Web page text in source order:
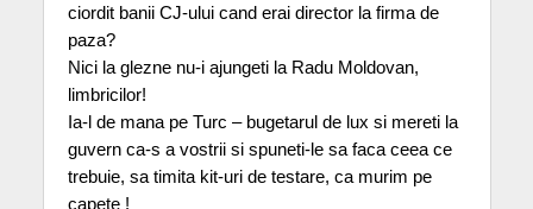
ciordit banii CJ-ului cand erai director la firma de
paza?
Nici la glezne nu-i ajungeti la Radu Moldovan,
limbricilor!
Ia-l de mana pe Turc – bugetarul de lux si mereti la
guvern ca-s a vostrii si spuneti-le sa faca ceea ce
trebuie, sa timita kit-uri de testare, ca murim pe
capete !